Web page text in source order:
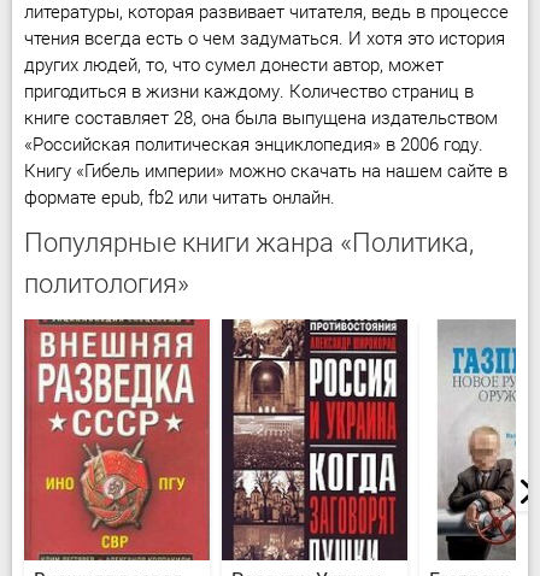
литературы, которая развивает читателя, ведь в процессе
чтения всегда есть о чем задуматься. И хотя это история
других людей, то, что сумел донести автор, может
пригодиться в жизни каждому. Количество страниц в
книге составляет 28, она была выпущена издательством
«Российская политическая энциклопедия» в 2006 году.
Книгу «Гибель империи» можно скачать на нашем сайте в
формате epub, fb2 или читать онлайн.
Популярные книги жанра «Политика,
политология»